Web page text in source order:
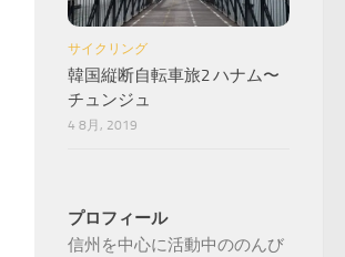
サイクリング
韓国縦断自転車旅2 ハナム〜
チュンジュ
4 8月, 2019
プロフィール
信州を中心に活動中ののんび